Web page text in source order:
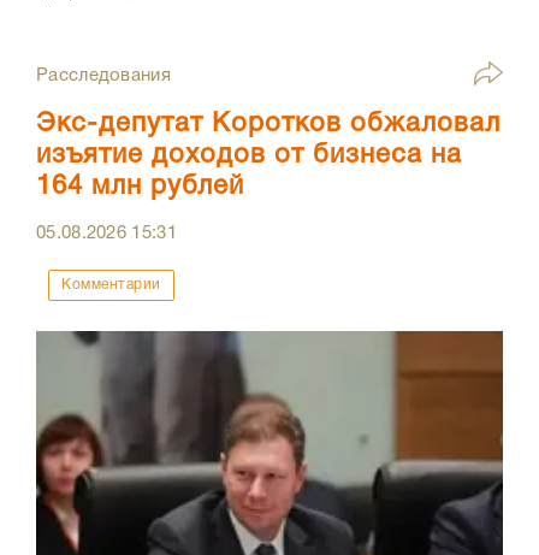
Расследования
Экс-депутат Коротков обжаловал
изъятие доходов от бизнеса на
164 млн рублей
05.08.2026 15:31
Комментарии